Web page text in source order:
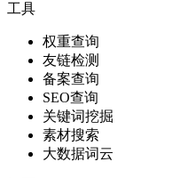
工具
权重查询
友链检测
备案查询
SEO查询
关键词挖掘
素材搜索
大数据词云